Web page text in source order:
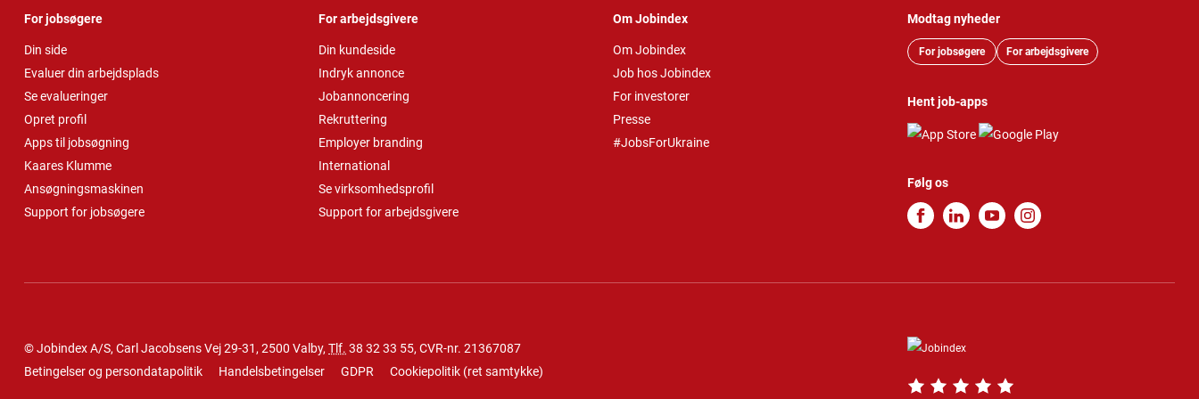
For jobsøgere
Din side
Evaluer din arbejdsplads
Se evalueringer
Opret profil
Apps til jobsøgning
Kaares Klumme
Ansøgningsmaskinen
Support for jobsøgere
For arbejdsgivere
Din kundeside
Indryk annonce
Jobannoncering
Rekruttering
Employer branding
International
Se virksomhedsprofil
Support for arbejdsgivere
Om Jobindex
Om Jobindex
Job hos Jobindex
For investorer
Presse
#JobsForUkraine
Modtag nyheder
For jobsøgere For arbejdsgivere
Hent job-apps
Følg os
© Jobindex A/S, Carl Jacobsens Vej 29-31, 2500 Valby, Tlf. 38 32 33 55, CVR-nr. 21367087
Betingelser og persondatapolitik
Handelsbetingelser GDPR Cookiepolitik (ret samtykke)